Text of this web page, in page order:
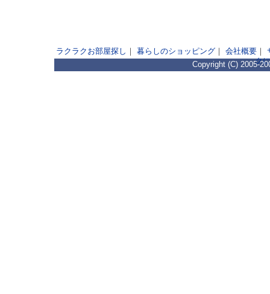
ラクラクお部屋探し ｜ 暮らしのショッピング｜ 会社概要｜
ク
Copyright (C) 2005-